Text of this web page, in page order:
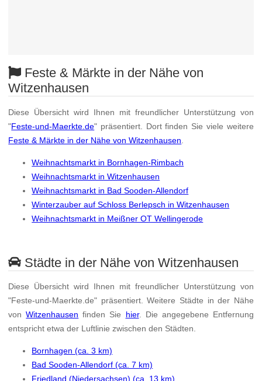
Feste & Märkte in der Nähe von
Witzenhausen
Diese Übersicht wird Ihnen mit freundlicher Unterstützung von
"Feste-und-Maerkte.de" präsentiert. Dort finden Sie viele weitere
Feste & Märkte in der Nähe von Witzenhausen
Weihnachtsmarkt in Bornhagen-Rimbach
Weihnachtsmarkt in Witzenhausen
Weihnachtsmarkt in Bad Sooden-Allendorf
Winterzauber auf Schloss Berlepsch in Witzenhausen
Weihnachtsmarkt in Meißner OT Wellingerode
Städte in der Nähe von Witzenhausen
Diese Übersicht wird Ihnen mit freundlicher Unterstützung von
"Feste-und-Maerkte.de" präsentiert. Weitere Städte in der Nähe
vonWitzenhausen finden Sie hier. Die angegebene Entfernung
entspricht etwa der Luftlinie zwischen den Städten.
Bornhagen (ca. 3 km)
Bad Sooden-Allendorf (ca. 7 km)
Friedland (Niedersachsen) (ca. 13 km)